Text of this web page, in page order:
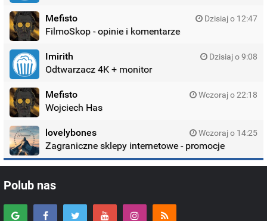
Mefisto Dzisiaj o 12:47
FilmoSkop - opinie i komentarze
Imirith Dzisiaj o 9:08
Odtwarzacz 4K + monitor
Mefisto Wczoraj o 22:18
Wojciech Has
lovelybones Wczoraj o 14:25
Zagraniczne sklepy internetowe - promocje
Polub nas